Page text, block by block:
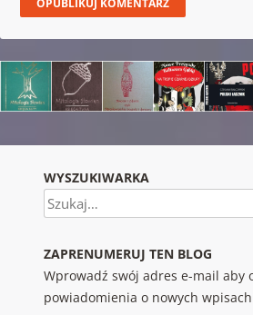
WYSZUKIWARKA
Szukaj
ZAPRENUMERUJ TEN BLOG
Wprowadź swój adres e-mail aby
powiadomienia o nowych